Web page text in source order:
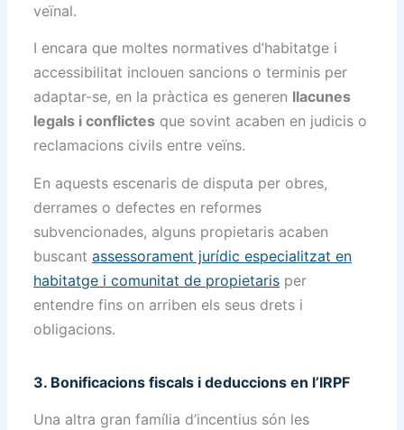
veïnal.
I encara que moltes normatives d’habitatge i
accessibilitat inclouen sancions o terminis per
adaptar-se, en la pràctica es generen llacunes
legals i conflictes que sovint acaben en judicis o
reclamacions civils entre veïns.
En aquests escenaris de disputa per obres,
derrames o defectes en reformes
subvencionades, alguns propietaris acaben
buscantassessorament jurídic especialitzat en
habitatge i comunitat de propietaris per
entendre fins on arriben els seus drets i
obligacions.
3. Bonificacions fiscals i deduccions en l’IRPF
Una altra gran família d’incentius són les